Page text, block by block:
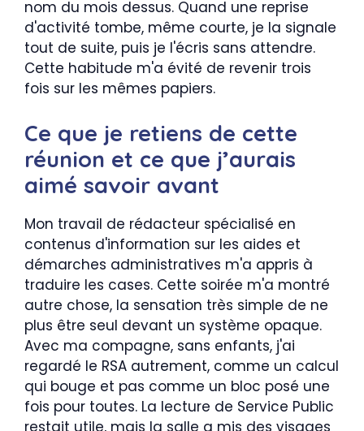
nom du mois dessus. Quand une reprise
d'activité tombe, même courte, je la signale
tout de suite, puis je l'écris sans attendre.
Cette habitude m'a évité de revenir trois
fois sur les mêmes papiers.
Ce que je retiens de cette
réunion et ce que j’aurais
aimé savoir avant
Mon travail de rédacteur spécialisé en
contenus d'information sur les aides et
démarches administratives m'a appris à
traduire les cases. Cette soirée m'a montré
autre chose, la sensation très simple de ne
plus être seul devant un système opaque.
Avec ma compagne, sans enfants, j'ai
regardé le RSA autrement, comme un calcul
qui bouge et pas comme un bloc posé une
fois pour toutes. La lecture de Service Public
restait utile, mais la salle a mis des visages